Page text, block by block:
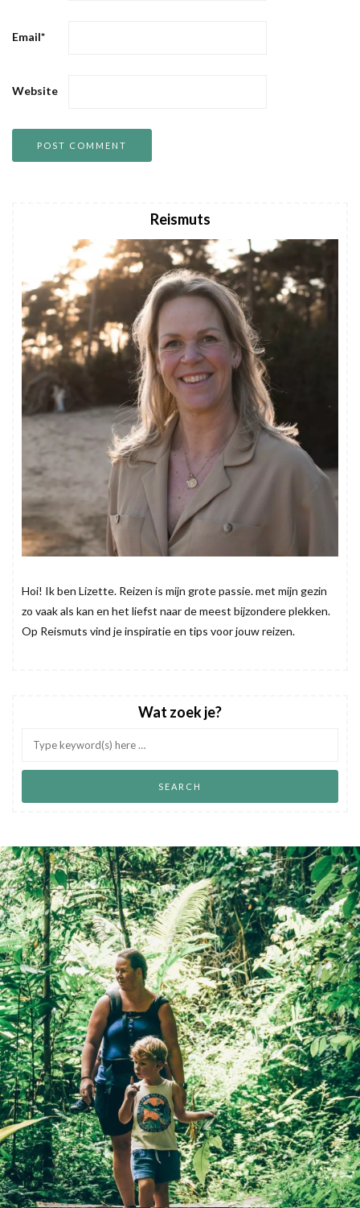
Email*
Website
Reismuts
Hoi! Ik ben Lizette. Reizen is mijn grote passie. met mijn gezin
zo vaak als kan en het liefst naar de meest bijzondere plekken.
Op Reismuts vind je inspiratie en tips voor jouw reizen.
Wat zoek je?